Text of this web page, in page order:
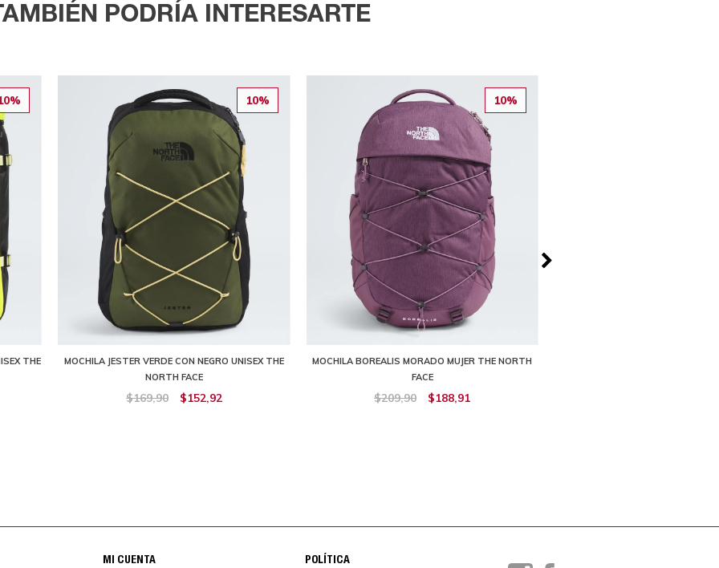
PODRÍA INTERESARTE
THE
10%
MOCHILA JESTER VERDE CON NEGRO UNISEX THE
NORTH FACE
$169,90 $152,92
10%
MOCHILA BOREALIS MORADO MUJER THE NORTH
FACE
$209,90 $188,91
MI CUENTA POLÍTICA